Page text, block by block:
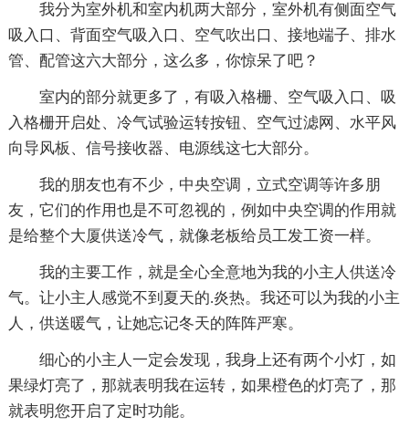
我分为室外机和室内机两大部分，室外机有侧面空气
吸入口、背面空气吸入口、空气吹出口、接地端子、排水
管、配管这六大部分，这么多，你惊呆了吧？
室内的部分就更多了，有吸入格栅、空气吸入口、吸
入格栅开启处、冷气试验运转按钮、空气过滤网、水平风
向导风板、信号接收器、电源线这七大部分。
我的朋友也有不少，中央空调，立式空调等许多朋
友，它们的作用也是不可忽视的，例如中央空调的作用就
是给整个大厦供送冷气，就像老板给员工发工资一样。
我的主要工作，就是全心全意地为我的小主人供送冷
气。让小主人感觉不到夏天的.炎热。我还可以为我的小主
人，供送暖气，让她忘记冬天的阵阵严寒。
细心的小主人一定会发现，我身上还有两个小灯，如
果绿灯亮了，那就表明我在运转，如果橙色的灯亮了，那
就表明您开启了定时功能。